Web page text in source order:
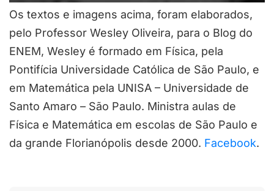
Os textos e imagens acima, foram elaborados,
pelo Professor Wesley Oliveira, para o Blog do
ENEM, Wesley é formado em Física, pela
Pontifícia Universidade Católica de São Paulo, e
em Matemática pela UNISA – Universidade de
Santo Amaro – São Paulo. Ministra aulas de
Física e Matemática em escolas de São Paulo e
da grande Florianópolis desde 2000. Facebook.